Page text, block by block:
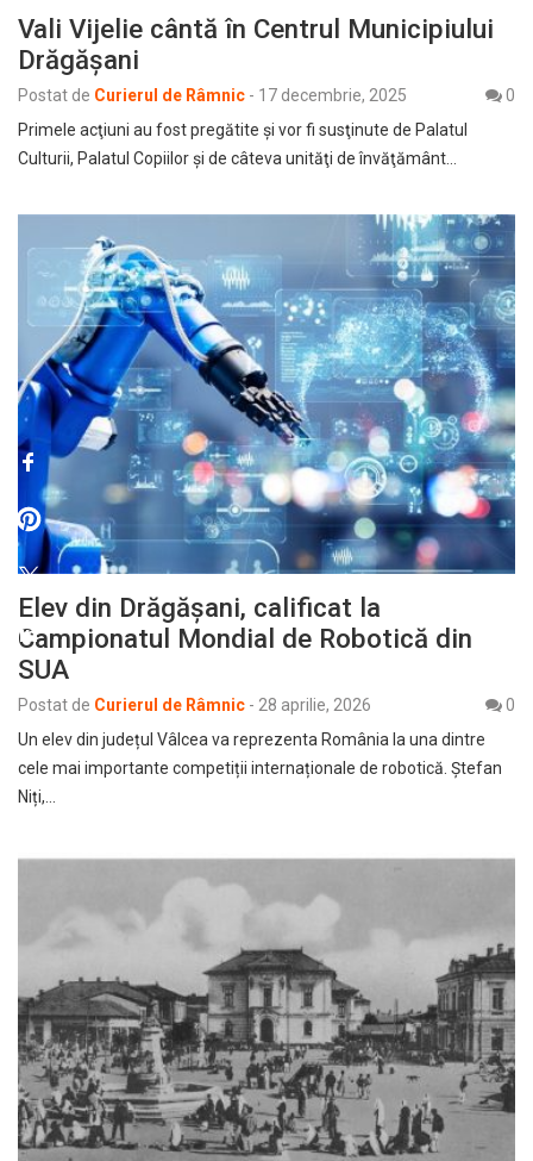
Vali Vijelie cântă în Centrul Municipiului
Drăgăşani
Postat de Curierul de Râmnic - 17 decembrie, 2025
0
Primele acţiuni au fost pregătite şi vor fi susţinute de Palatul
Culturii, Palatul Copiilor şi de câteva unităţi de învăţământ…
Elev din Drăgășani, calificat la
Campionatul Mondial de Robotică din
SUA
Postat de Curierul de Râmnic - 28 aprilie, 2026
0
Un elev din județul Vâlcea va reprezenta România la una dintre
cele mai importante competiții internaționale de robotică. Ștefan
Niți,…